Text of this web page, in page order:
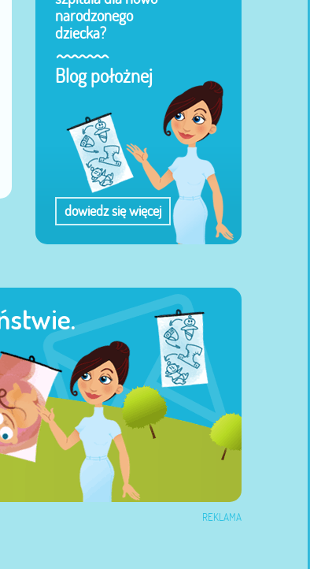
narodzonego
dziecka?
Blog położnej
dowiedz się więcej
REKLAMA